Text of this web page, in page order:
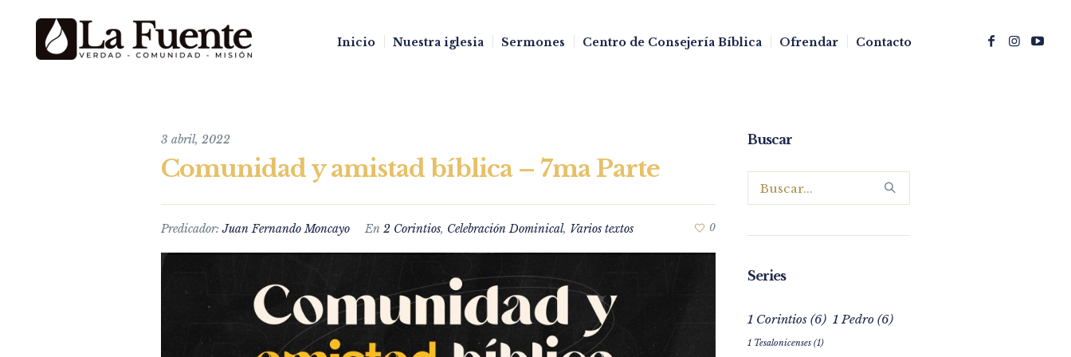
Inicio Nuestra iglesia Sermones Centro de Consejería Bíblica Ofrendar Contacto
3 abril, 2022
Comunidad y amistad bíblica – 7ma Parte
Predicador:Juan Fernando Moncayo En 2 Corintios, Celebración Dominical, Varios textos 0
Buscar
Series
1 Corintios(6) 1 Pedro(6)
1 Tesalonicenses(1)